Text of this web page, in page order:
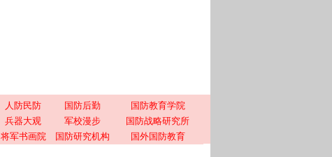
人防民防 国防后勤
国防教育学院
兵器大观 军校漫步
国防战略研究所
将军书画院 国防研究机构 国外国防教育